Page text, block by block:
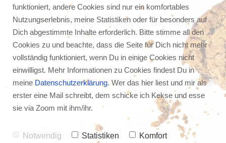
funktioniert, andere Cookies sind nur ein komfortables
Nutzungserlebnis, meine Statistiken oder für besonders auf
Dich abgestimmte Inhalte erforderlich. Bitte stimme all den
Cookies zu und beachte, dass die Seite für Dich nicht mehr
vollständig funktioniert, wenn Du in einige Cookies nicht
einwilligst. Mehr Informationen zu Cookies findest Du in
meine Datenschutzerklärung. Wer das hier liest und mir als
erster eine Mail schreibt, dem schicke ich Kekse und esse
sie via Zoom mit ihm/ihr.
Notwendig Statistiken
Komfort